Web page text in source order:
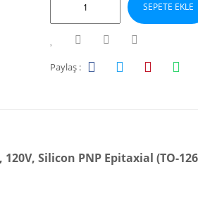
SEPETE EKLE
Paylaş :
120V, Silicon PNP Epitaxial (TO-